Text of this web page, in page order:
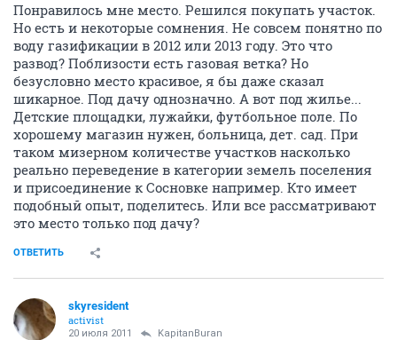
Понравилось мне место. Решился покупать участок.
Но есть и некоторые сомнения. Не совсем понятно по
воду газификации в 2012 или 2013 году. Это что
развод? Поблизости есть газовая ветка? Но
безусловно место красивое, я бы даже сказал
шикарное. Под дачу однозначно. А вот под жилье...
Детские площадки, лужайки, футбольное поле. По
хорошему магазин нужен, больница, дет. сад. При
таком мизерном количестве участков насколько
реально переведение в категории земель поселения
и присоединение к Сосновке например. Кто имеет
подобный опыт, поделитесь. Или все рассматривают
это место только под дачу?
ОТВЕТИТЬ
skyresident
activist
20 июля 2011 KapitanBuran